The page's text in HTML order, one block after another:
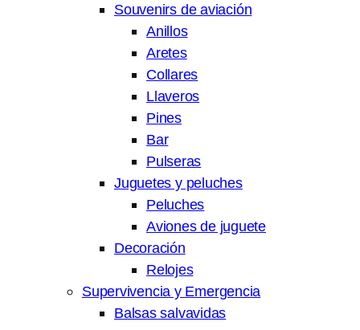
Souvenirs de aviación
Anillos
Aretes
Collares
Llaveros
Pines
Bar
Pulseras
Juguetes y peluches
Peluches
Aviones de juguete
Decoración
Relojes
Supervivencia y Emergencia
Balsas salvavidas